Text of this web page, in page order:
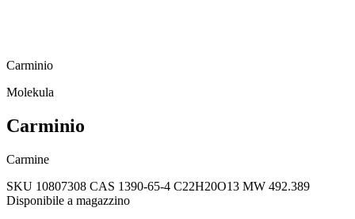
Carminio
Molekula
Carminio
Carmine
SKU 10807308 CAS 1390-65-4 C22H20O13 MW 492.389
Disponibile a magazzino